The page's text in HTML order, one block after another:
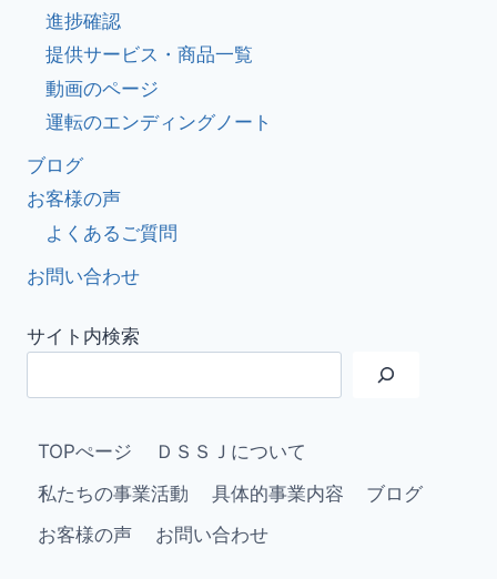
進捗確認
提供サービス・商品一覧
動画のページ
運転のエンディングノート
ブログ
お客様の声
よくあるご質問
お問い合わせ
サイト内検索
TOPぺージ
ＤＳＳＪについて
私たちの事業活動
具体的事業内容
ブログ
お客様の声
お問い合わせ